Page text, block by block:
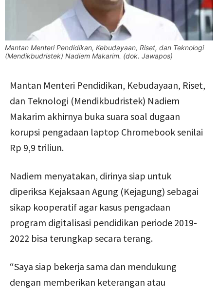
Mantan Menteri Pendidikan, Kebudayaan, Riset, dan Teknologi
(Mendikbudristek) Nadiem Makarim. (dok. Jawapos)
Mantan Menteri Pendidikan, Kebudayaan, Riset,
dan Teknologi (Mendikbudristek) Nadiem
Makarim akhirnya buka suara soal dugaan
korupsi pengadaan laptop Chromebook senilai
Rp 9,9 triliun.
Nadiem menyatakan, dirinya siap untuk
diperiksa Kejaksaan Agung (Kejagung) sebagai
sikap kooperatif agar kasus pengadaan
program digitalisasi pendidikan periode 2019-
2022 bisa terungkap secara terang.
“Saya siap bekerja sama dan mendukung
dengan memberikan keterangan atau